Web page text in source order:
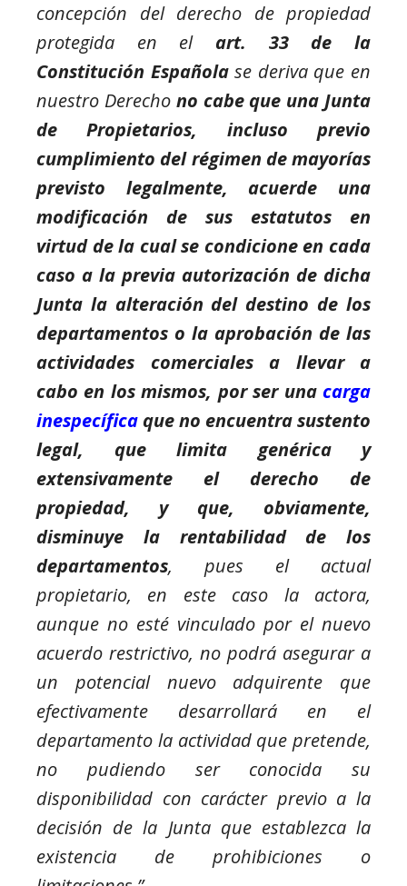
concepción del derecho de propiedad
protegida en el art. 33 de la
Constitución Españolase deriva que en
nuestro Derecho no cabe que una Junta
de Propietarios, incluso previo
cumplimiento del régimen de mayorías
previsto legalmente, acuerde una
modificación de sus estatutos en
virtud de la cual se condicione en cada
caso a la previa autorización de dicha
Junta la alteración del destino de los
departamentos o la aprobación de las
actividades comerciales a llevar a
cabo en los mismos, por ser una carga
inespecífica que no encuentra sustento
legal, que limita genérica y
extensivamente el derecho de
propiedad, y que, obviamente,
disminuye la rentabilidad de los
departamentos, pues el actual
propietario, en este caso la actora,
aunque no esté vinculado por el nuevo
acuerdo restrictivo, no podrá asegurar a
un potencial nuevo adquirente que
efectivamente desarrollará en el
departamento la actividad que pretende,
no pudiendo ser conocida su
disponibilidad con carácter previo a la
decisión de la Junta que establezca la
existencia de prohibiciones o